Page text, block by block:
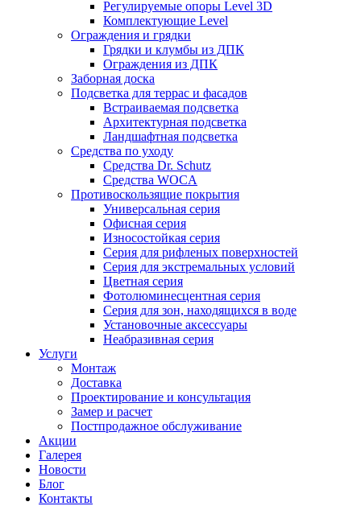
Регулируемые опоры Level 3D
Комплектующие Level
Ограждения и грядки
Грядки и клумбы из ДПК
Ограждения из ДПК
Заборная доска
Подсветка для террас и фасадов
Встраиваемая подсветка
Архитектурная подсветка
Ландшафтная подсветка
Средства по уходу
Средства Dr. Schutz
Средства WOCA
Противоскользящие покрытия
Универсальная серия
Офисная серия
Износостойкая серия
Серия для рифленых поверхностей
Серия для экстремальных условий
Цветная серия
Фотолюминесцентная серия
Серия для зон, находящихся в воде
Установочные аксессуары
Неабразивная серия
Услуги
Монтаж
Доставка
Проектирование и консультация
Замер и расчет
Постпродажное обслуживание
Акции
Галерея
Новости
Блог
Контакты